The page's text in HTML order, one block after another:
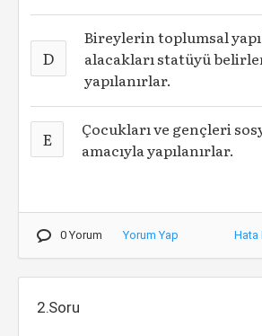
D
Bireylerin toplumsal
alacakları statüyü
yapılanırlar.
E
Çocukları ve gençleri
amacıyla yapılanırlar.
0 Yorum Yorum Yap Hata
2.Soru